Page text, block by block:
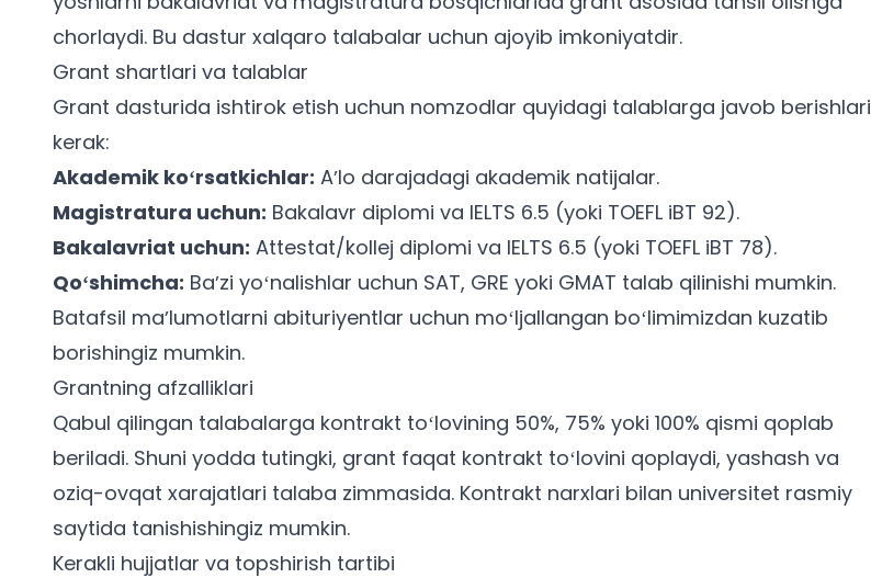
chorlaydi. Bu dastur xalqaro talabalar uchun ajoyib imkoniyatdir.
Grant shartlari va talablar
Grant dasturida ishtirok etish uchun nomzodlar quyidagi talablarga javob berishlari
kerak:
Akademik koʻrsatkichlar: Aʼlo darajadagi akademik natijalar.
Magistratura uchun: Bakalavr diplomi va IELTS 6.5 (yoki TOEFL iBT 92).
Bakalavriat uchun: Attestat/kollej diplomi va IELTS 6.5 (yoki TOEFL iBT 78).
Qoʻshimcha: Baʼzi yoʻnalishlar uchun SAT, GRE yoki GMAT talab qilinishi mumkin.
Batafsil maʼlumotlarni abituriyentlar uchun moʻljallangan boʻlimimizdan kuzatib
borishingiz mumkin.
Grantning afzalliklari
Qabul qilingan talabalarga kontrakt toʻlovining 50%, 75% yoki 100% qismi qoplab
beriladi. Shuni yodda tutingki, grant faqat kontrakt toʻlovini qoplaydi, yashash va
oziq-ovqat xarajatlari talaba zimmasida. Kontrakt narxlari bilan universitet rasmiy
saytida tanishishingiz mumkin.
Kerakli hujjatlar va topshirish tartibi